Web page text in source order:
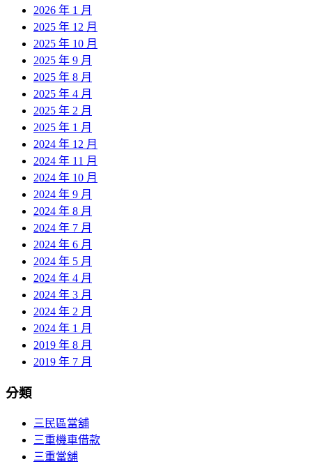
2026 年 1 月
2025 年 12 月
2025 年 10 月
2025 年 9 月
2025 年 8 月
2025 年 4 月
2025 年 2 月
2025 年 1 月
2024 年 12 月
2024 年 11 月
2024 年 10 月
2024 年 9 月
2024 年 8 月
2024 年 7 月
2024 年 6 月
2024 年 5 月
2024 年 4 月
2024 年 3 月
2024 年 2 月
2024 年 1 月
2019 年 8 月
2019 年 7 月
分類
三民區當舖
三重機車借款
三重當舖